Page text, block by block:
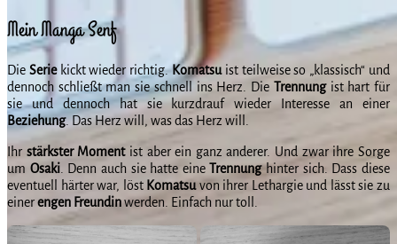
Mein Manga Senf
Die Seriekickt wieder richtig.Komatsuist teilweise so „klassisch“ und
dennoch schließt man sie schnell ins Herz. Die Trennungist hart für
sie und dennoch hat sie kurzdrauf wieder Interesse an einer
Beziehung. Das Herz will, was das Herz will.
Ihr stärkster Momentist aber ein ganz anderer. Und zwar ihre Sorge
um Osaki. Denn auch sie hatte eineTrennunghinter sich. Dass diese
eventuell härter war, löst Komatsuvon ihrer Lethargie und lässt sie zu
einerengen Freundinwerden. Einfach nur toll.